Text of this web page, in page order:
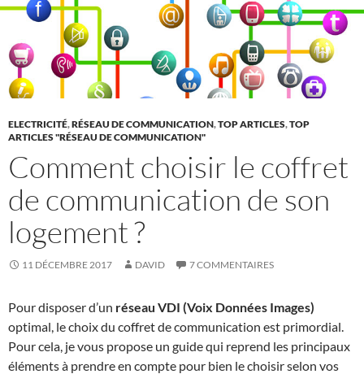
ELECTRICITÉ,RÉSEAU DE COMMUNICATION,TOP ARTICLES,TOP
ARTICLES "RÉSEAU DE COMMUNICATION"
Comment choisir le coffret
de communication de son
logement ?
11 DÉCEMBRE 2017 DAVID 7 COMMENTAIRES
Pour disposer d’un réseau VDI (Voix Données Images)
optimal, le choix du coffret de communication est primordial.
Pour cela, je vous propose un guide qui reprend les principaux
éléments à prendre en compte pour bien le choisir selon vos